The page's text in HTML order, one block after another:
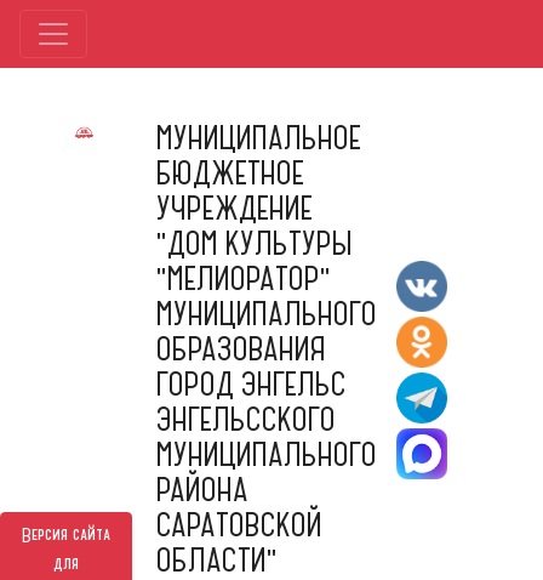
Версия сайта
для
МУНИЦИПАЛЬНОЕ
БЮДЖЕТНОЕ
УЧРЕЖДЕНИЕ
"ДОМ КУЛЬТУРЫ
"МЕЛИОРАТОР"
МУНИЦИПАЛЬНОГО
ОБРАЗОВАНИЯ
ГОРОД ЭНГЕЛЬС
ЭНГЕЛЬССКОГО
МУНИЦИПАЛЬНОГО
РАЙОНА
САРАТОВСКОЙ
ОБЛАСТИ"